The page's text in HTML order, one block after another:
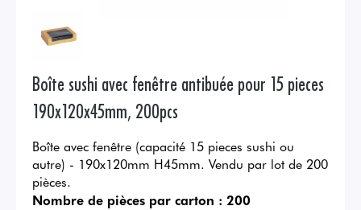
Boîte sushi avec fenêtre antibuée pour 15 pieces
190x120x45mm, 200pcs
Boîte avec fenêtre (capacité 15 pieces sushi ou
autre) - 190x120mm H45mm. Vendu par lot de 200
pièces.
Nombre de pièces par carton : 200